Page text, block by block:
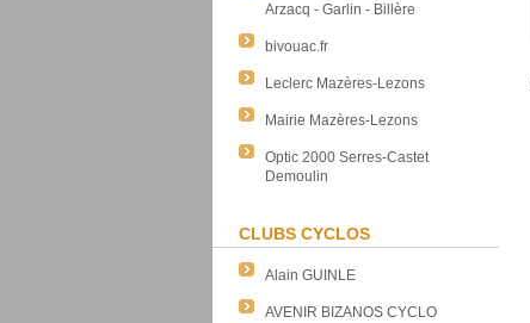
Arzacq - Garlin - Billère
bivouac.fr
Leclerc Mazères-Lezons
Mairie Mazères-Lezons
Optic 2000 Serres-Castet
Demoulin
CLUBS CYCLOS
Alain GUINLE
AVENIR BIZANOS CYCLO